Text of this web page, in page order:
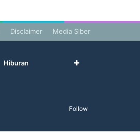
Disclaimer Media Siber
Hiburan
Follow